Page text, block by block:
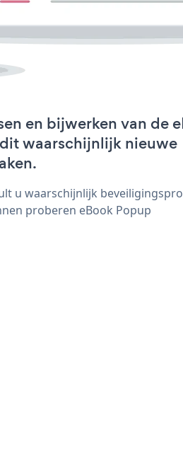
en bijwerken van de
waarschijnlijk nieuwe
u waarschijnlijk
proberen eBook Popup